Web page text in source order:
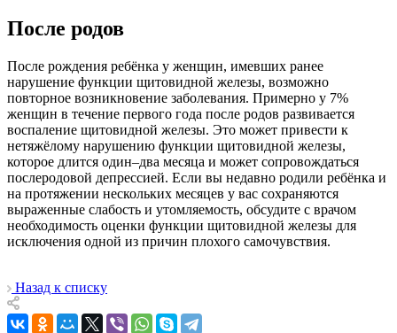
После родов
После рождения ребёнка у женщин, имевших ранее
нарушение функции щитовидной железы, возможно
повторное возникновение заболевания. Примерно у 7%
женщин в течение первого года после родов развивается
воспаление щитовидной железы. Это может привести к
нетяжёлому нарушению функции щитовидной железы,
которое длится один–два месяца и может сопровождаться
послеродовой депрессией. Если вы недавно родили ребёнка и
на протяжении нескольких месяцев у вас сохраняются
выраженные слабость и утомляемость, обсудите с врачом
необходимость оценки функции щитовидной железы для
исключения одной из причин плохого самочувствия.
Назад к списку